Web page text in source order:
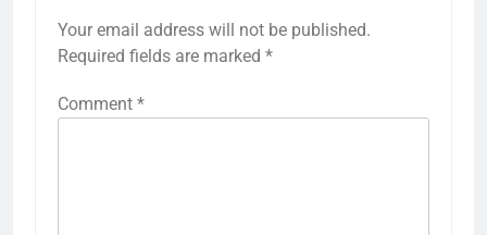
Your email address will not be published.
Required fields are marked *
Comment *